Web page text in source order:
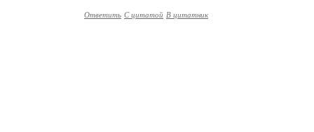
Ответить С цитатой В цитатник